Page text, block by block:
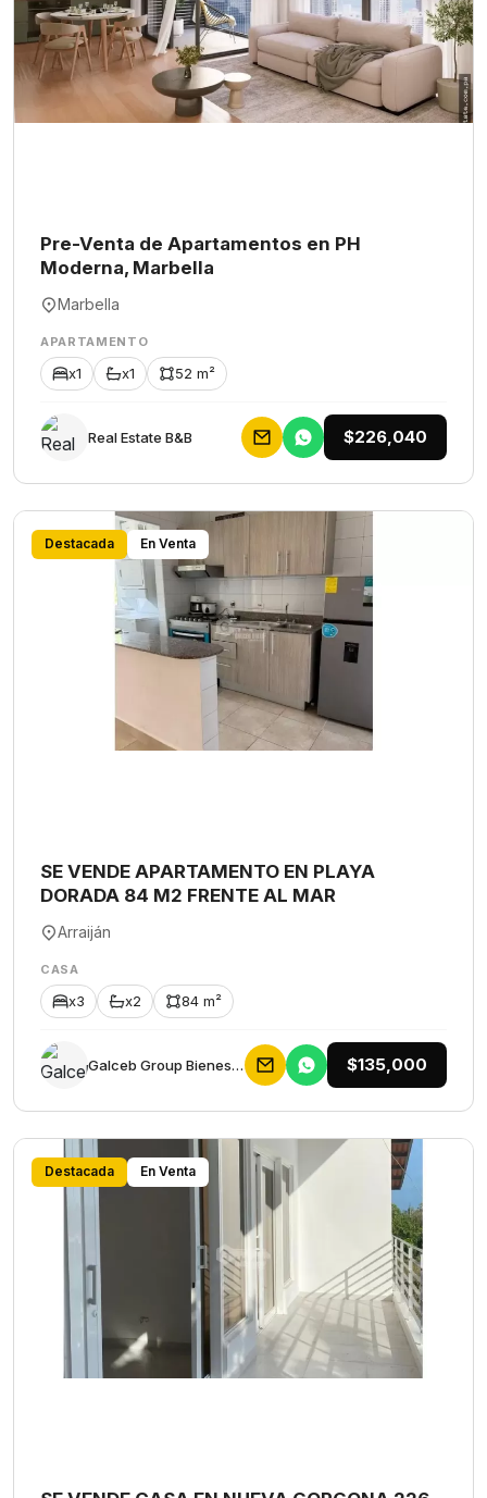
Pre-Venta de Apartamentos en PH
Moderna, Marbella
Marbella
APARTAMENTO
x1 x1 52 m²
Rеаl Еstаtе В&В $226,040
Destacada En Venta
SE VENDE APARTAMENTO EN PLAYA
DORADA 84 M2 FRENTE AL MAR
Arraiján
CASA
x3 x2 84 m²
Galceb Group Bienes Raices $135,000
Destacada En Venta